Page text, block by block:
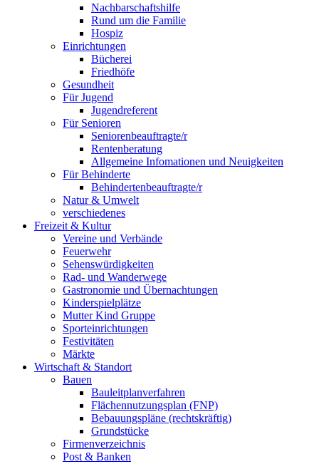
Nachbarschaftshilfe
Rund um die Familie
Hospiz
Einrichtungen
Bücherei
Friedhöfe
Gesundheit
Für Jugend
Jugendreferent
Für Senioren
Seniorenbeauftragte/r
Rentenberatung
Allgemeine Infomationen und Neuigkeiten
Für Behinderte
Behindertenbeauftragte/r
Natur & Umwelt
verschiedenes
Freizeit & Kultur
Vereine und Verbände
Feuerwehr
Sehenswürdigkeiten
Rad- und Wanderwege
Gastronomie und Übernachtungen
Kinderspielplätze
Mutter Kind Gruppe
Sporteinrichtungen
Festivitäten
Märkte
Wirtschaft & Standort
Bauen
Bauleitplanverfahren
Flächennutzungsplan (FNP)
Bebauungspläne (rechtskräftig)
Grundstücke
Firmenverzeichnis
Post & Banken